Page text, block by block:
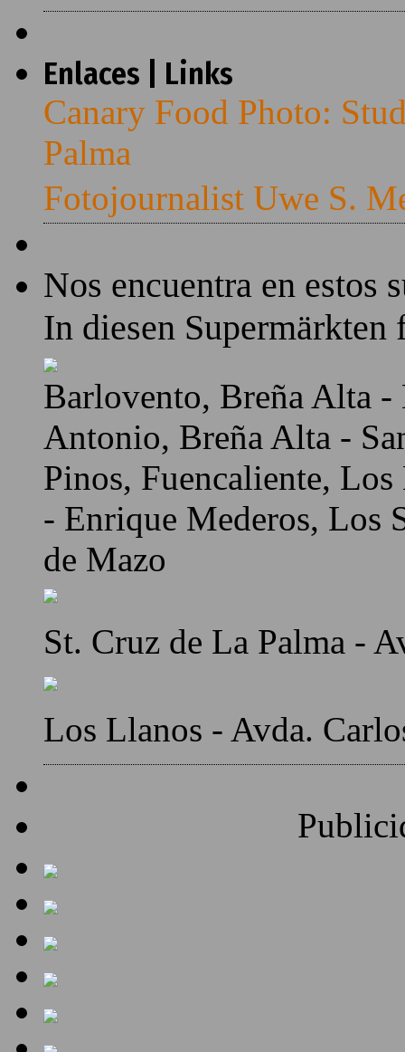
Enlaces | Links
Canary Food Photo:
Palma
Fotojournalist Uwe S.
Nos encuentra en estos
In diesen Supermärkten
Barlovento, Breña Alta
Antonio, Breña Alta -
Pinos, Fuencaliente,
- Enrique Mederos, Los
de Mazo
St. Cruz de La Palma -
Los Llanos - Avda.